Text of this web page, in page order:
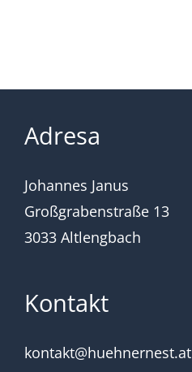
Adresa
Johannes Janus
Großgrabenstraße 13
3033 Altlengbach
Kontakt
kontakt@huehnernest.at